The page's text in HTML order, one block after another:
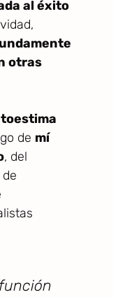
al éxito
otras
de mí
, del